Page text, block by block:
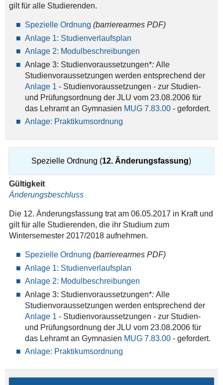
gilt für alle Studierenden.
Spezielle Ordnung (barrierearmes PDF)
Anlage 1: Studienverlaufsplan
Anlage 2: Modulbeschreibungen
Anlage 3: Studienvoraussetzungen*: Alle
Studienvoraussetzungen werden entsprechend der
Anlage 1 - Studienvoraussetzungen - zur Studien-
und Prüfungsordnung der JLU vom 23.08.2006 für
das Lehramt an Gymnasien MUG 7.83.00- gefordert.
Anlage: Praktikumsordnung
Spezielle Ordnung (12. Änderungsfassung)
Gültigkeit
Änderungsbeschluss
Die 12. Änderungsfassung trat am 06.05.2017 in Kraft und
gilt für alle Studierenden, die ihr Studium zum
Wintersemester 2017/2018 aufnehmen.
Spezielle Ordnung (barrierearmes PDF)
Anlage 1: Studienverlaufsplan
Anlage 2: Modulbeschreibungen
Anlage 3: Studienvoraussetzungen*: Alle
Studienvoraussetzungen werden entsprechend der
Anlage 1 - Studienvoraussetzungen - zur Studien-
und Prüfungsordnung der JLU vom 23.08.2006 für
das Lehramt an Gymnasien MUG 7.83.00- gefordert.
Anlage: Praktikumsordnung